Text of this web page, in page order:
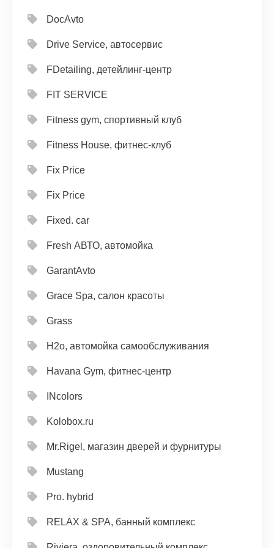
DocAvto
Drive Service, автосервис
FDetailing, детейлинг-центр
FIT SERVICE
Fitness gym, спортивный клуб
Fitness House, фитнес-клуб
Fix Price
Fix Price
Fixed. car
Fresh АВТО, автомойка
GarantAvto
Grace Spa, салон красоты
Grass
H2o, автомойка самообслуживания
Havana Gym, фитнес-центр
INcolors
Kolobox.ru
Mr.Rigel, магазин дверей и фурнитуры
Mustang
Pro. hybrid
RELAX & SPA, банный комплекс